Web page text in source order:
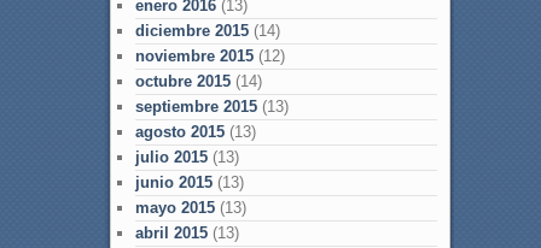
enero 2016(13)
diciembre 2015(14)
noviembre 2015(12)
octubre 2015(14)
septiembre 2015(13)
agosto 2015(13)
julio 2015(13)
junio 2015(13)
mayo 2015(13)
abril 2015(13)